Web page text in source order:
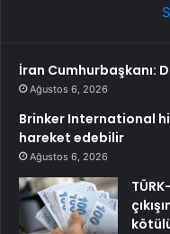
İran Cumhurbaşkanı:
Ağustos 6, 2026
Brinker International
hareket edebilir
Ağustos 6, 2026